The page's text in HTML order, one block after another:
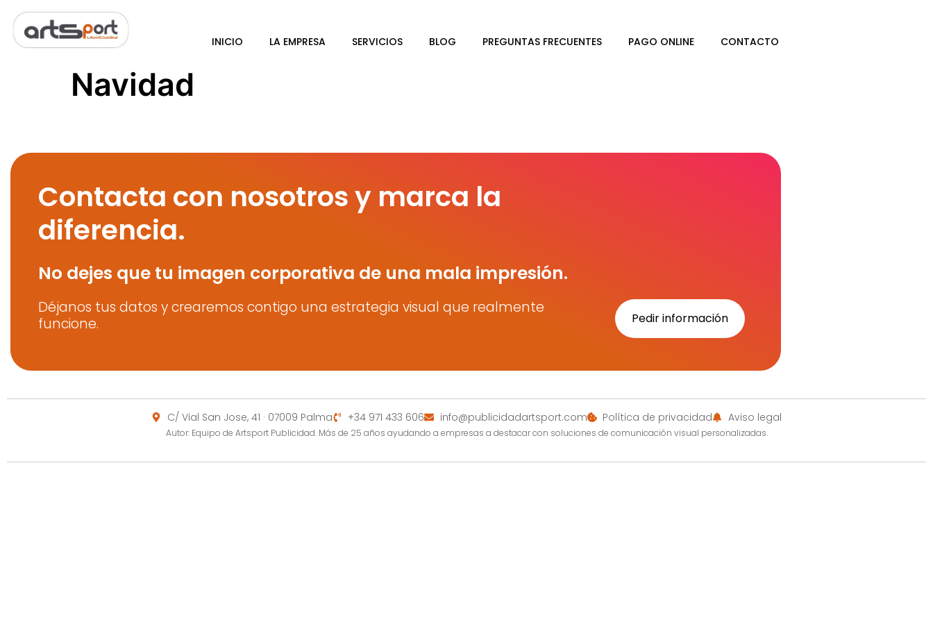
INICIO LA EMPRESA SERVICIOS BLOG PREGUNTAS FRECUENTES PAGO ONLINE CONTACTO
Navidad
Contacta con nosotros y marca la
diferencia.
No dejes que tu imagen corporativa de una mala impresión.
Déjanos tus datos y crearemos contigo una estrategia visual que realmente
funcione.
Pedir información
C/ Vial San Jose, 41 · 07009 Palma +34 971 433 606 info@publicidadartsport.com Política de privacidad Aviso legal
Autor: Equipo de Artsport Publicidad. Más de 25 años ayudando a empresas a destacar con soluciones de comunicación visual personalizadas.